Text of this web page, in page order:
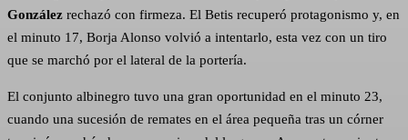
González rechazó con firmeza. El Betis recuperó protagonismo y, en
el minuto 17, Borja Alonso volvió a intentarlo, esta vez con un tiro
que se marchó por el lateral de la portería.
El conjunto albinegro tuvo una gran oportunidad en el minuto 23,
cuando una sucesión de remates en el área pequeña tras un córner